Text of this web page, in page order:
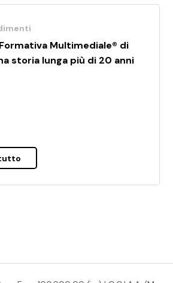
Multimediale® di
storia lunga più di 20 anni